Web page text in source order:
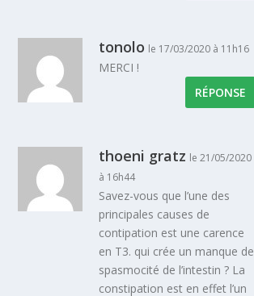
tonolo le 17/03/2020 à 11h16
MERCI !
RÉPONSE
thoeni gratz le 21/05/2020
à 16h44
Savez-vous que l’une des
principales causes de
contipation est une carence
en T3. qui crée un manque de
spasmocité de l’intestin ? La
constipation est en effet l’un